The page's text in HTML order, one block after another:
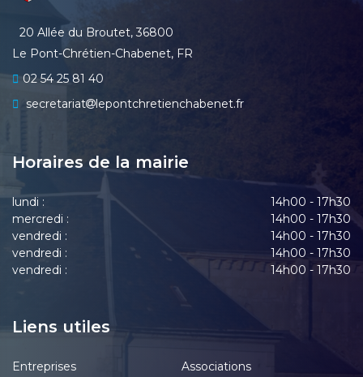
20 Allée du Broutet, 36800
Le Pont-Chrétien-Chabenet, FR
02 54 25 81 40
secretariat
lepontchretienchabenet.fr
Horaires de la mairie
lundi :
14h00 - 17h30
mercredi :
14h00 - 17h30
vendredi :
14h00 - 17h30
vendredi :
14h00 - 17h30
vendredi :
14h00 - 17h30
Liens utiles
Entreprises Associations